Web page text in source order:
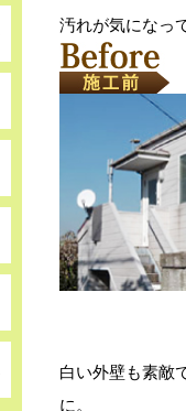
汚れが気になっ
白い外壁も素敵
に。